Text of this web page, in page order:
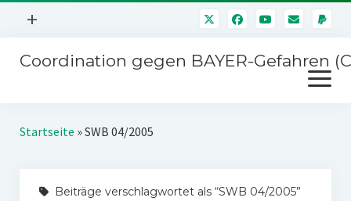
Menü
+
Mitmachen
Coordination gegen BAYER-Gefahren
Menü
öffnen
Kampagnen
Stichwort BAYER
Startseite »SWB 04/2005
Beiträge verschlagwortet als “SWB 04/2005”